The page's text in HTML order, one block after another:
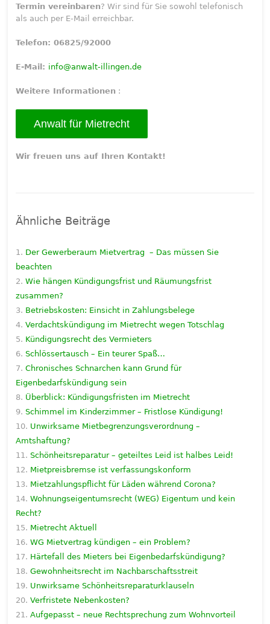
Termin vereinbaren? Wir sind für Sie sowohl telefonisch
als auch per E-Mail erreichbar.
Telefon: 06825/92000
E-Mail: info@anwalt-illingen.de
Weitere Informationen :
Anwalt für Mietrecht
Wir freuen uns auf Ihren Kontakt!
Ähnliche Beiträge
Der Gewerberaum Mietvertrag – Das müssen Sie
beachten
Wie hängen Kündigungsfrist und Räumungsfrist
zusammen?
Betriebskosten: Einsicht in Zahlungsbelege
Verdachtskündigung im Mietrecht wegen Totschlag
Kündigungsrecht des Vermieters
Schlössertausch – Ein teurer Spaß…
Chronisches Schnarchen kann Grund für
Eigenbedarfskündigung sein
Überblick: Kündigungsfristen im Mietrecht
Schimmel im Kinderzimmer – Fristlose Kündigung!
Unwirksame Mietbegrenzungsverordnung –
Amtshaftung?
Schönheitsreparatur – geteiltes Leid ist halbes Leid!
Mietpreisbremse ist verfassungskonform
Mietzahlungspflicht für Läden während Corona?
Wohnungseigentumsrecht (WEG) Eigentum und kein
Recht?
Mietrecht Aktuell
WG Mietvertrag kündigen – ein Problem?
Härtefall des Mieters bei Eigenbedarfskündigung?
Gewohnheitsrecht im Nachbarschaftsstreit
Unwirksame Schönheitsreparaturklauseln
Verfristete Nebenkosten?
Aufgepasst – neue Rechtsprechung zum Wohnvorteil